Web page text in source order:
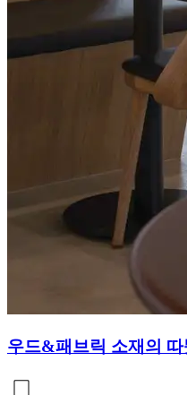
우드&패브릭 소재의